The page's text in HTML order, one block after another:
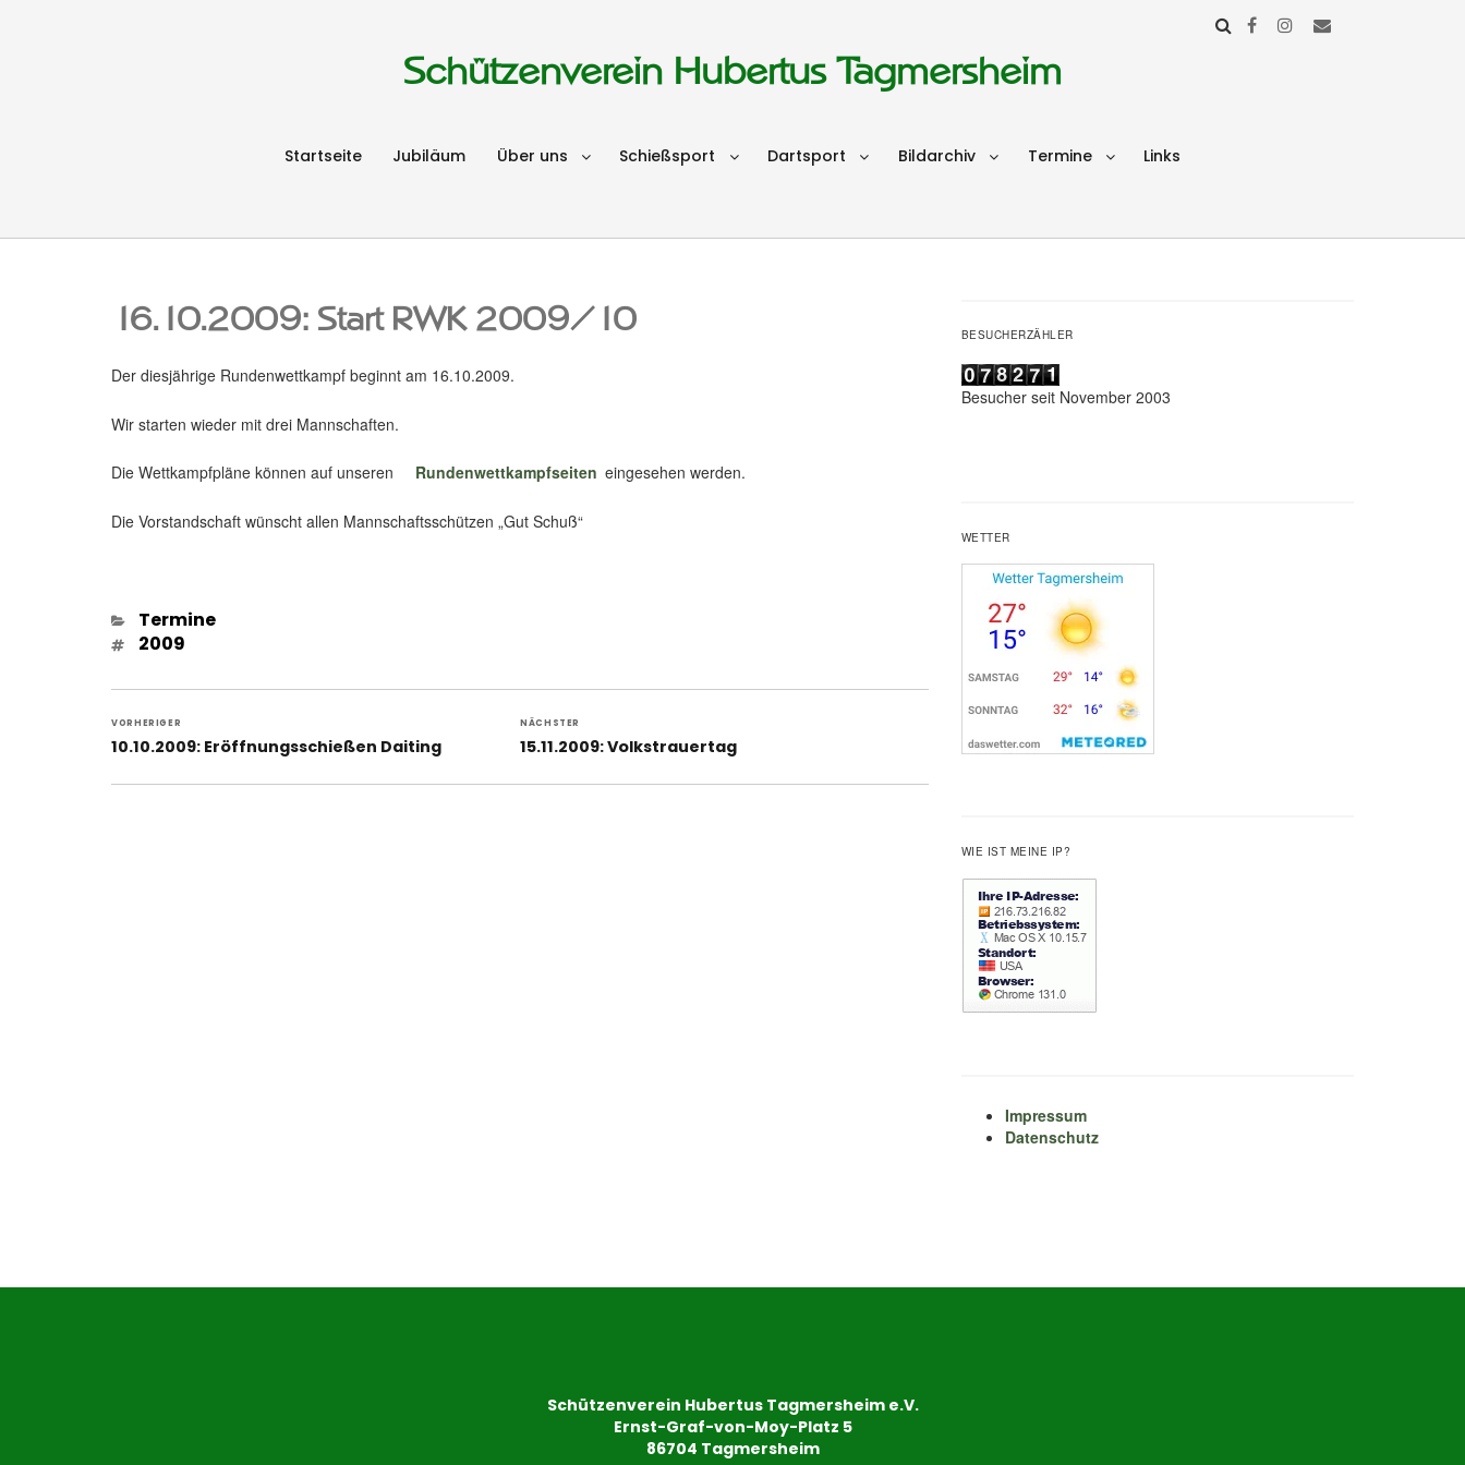
Schützenverein Hubertus Tagmersheim
Startseite Jubiläum Über uns Schießsport Dartsport Bildarchiv Termine Links
16.10.2009: Start RWK 2009/10
Der diesjährige Rundenwettkampf beginnt am 16.10.2009.
Wir starten wieder mit drei Mannschaften.
Die Wettkampfpläne können auf unseren Rundenwettkampfseiten eingesehen werden.
Die Vorstandschaft wünscht allen Mannschaftsschützen „Gut Schuß“
Kategorien
Termine
Schlagwörter
2009
VORHERIGER
Vorheriger
10.10.2009: Eröffnungsschießen Daiting
NÄCHSTER
Nächster
15.11.2009: Volkstrauertag
BESUCHERZÄHLER
Besucher seit November 2003
WETTER
WIE IST MEINE IP?
Impressum
Datenschutz
Schützenverein Hubertus Tagmersheim e.V.
Ernst-Graf-von-Moy-Platz 5
86704 Tagmersheim